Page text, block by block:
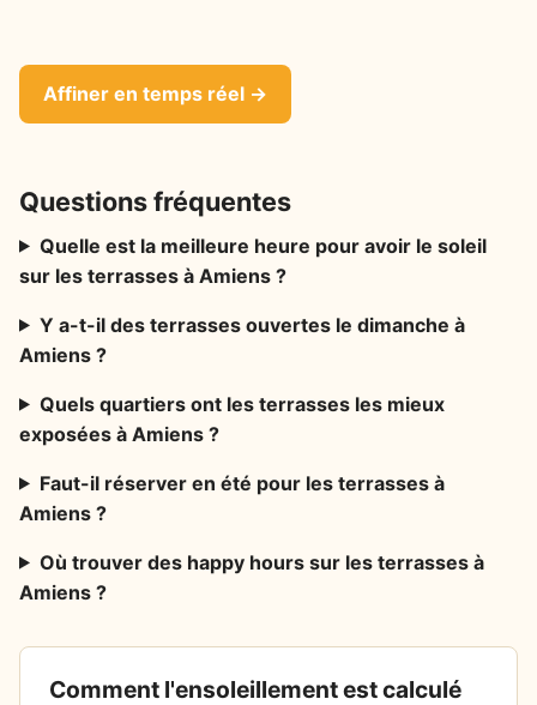
Affiner en temps réel →
Questions fréquentes
Quelle est la meilleure heure pour avoir le soleil
sur les terrasses à Amiens ?
Y a-t-il des terrasses ouvertes le dimanche à
Amiens ?
Quels quartiers ont les terrasses les mieux
exposées à Amiens ?
Faut-il réserver en été pour les terrasses à
Amiens ?
Où trouver des happy hours sur les terrasses à
Amiens ?
Comment l'ensoleillement est calculé